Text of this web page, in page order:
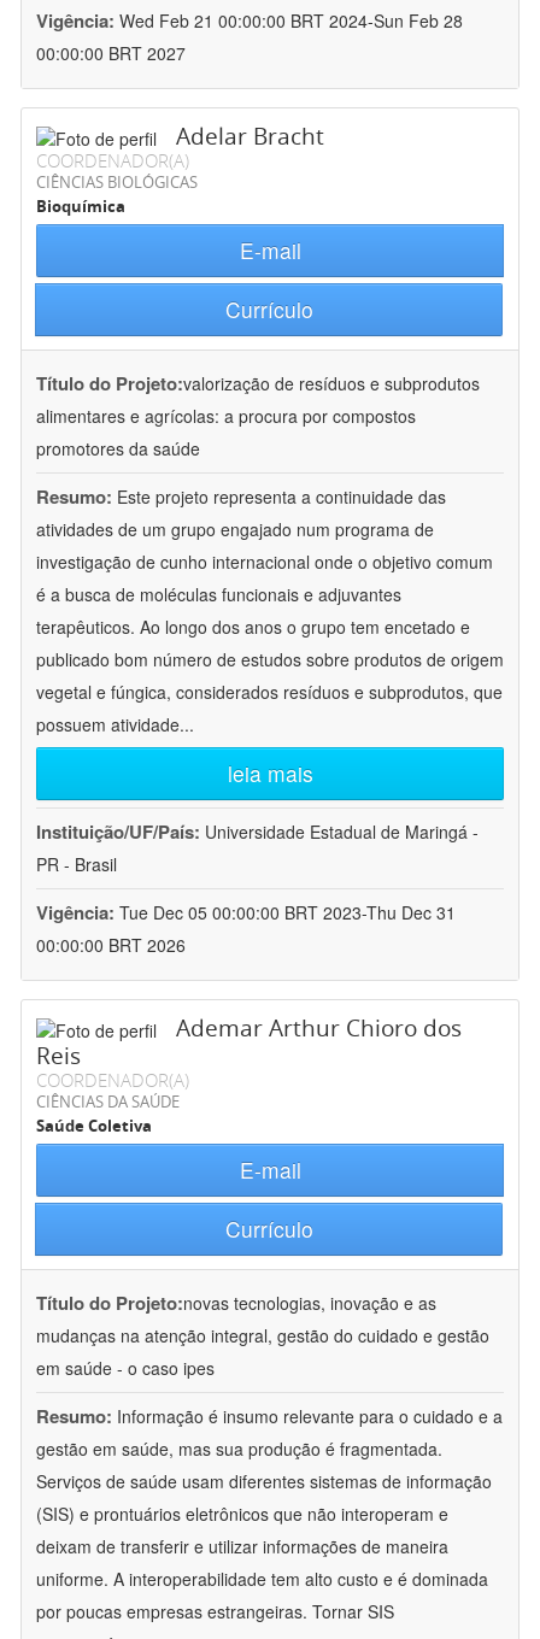
Vigência: Wed Feb 21 00:00:00 BRT 2024-Sun Feb 28
00:00:00 BRT 2027
Adelar Bracht
COORDENADOR(A)
CIÊNCIAS BIOLÓGICAS
Bioquímica
E-mail
Currículo
Título do Projeto:valorização de resíduos e subprodutos
alimentares e agrícolas: a procura por compostos
promotores da saúde
Resumo: Este projeto representa a continuidade das
atividades de um grupo engajado num programa de
investigação de cunho internacional onde o objetivo comum
é a busca de moléculas funcionais e adjuvantes
terapêuticos. Ao longo dos anos o grupo tem encetado e
publicado bom número de estudos sobre produtos de origem
vegetal e fúngica, considerados resíduos e subprodutos, que
possuem atividade...
leia mais
Instituição/UF/País: Universidade Estadual de Maringá -
PR - Brasil
Vigência: Tue Dec 05 00:00:00 BRT 2023-Thu Dec 31
00:00:00 BRT 2026
Ademar Arthur Chioro dos
Reis
COORDENADOR(A)
CIÊNCIAS DA SAÚDE
Saúde Coletiva
E-mail
Currículo
Título do Projeto:novas tecnologias, inovação e as
mudanças na atenção integral, gestão do cuidado e gestão
em saúde - o caso ipes
Resumo: Informação é insumo relevante para o cuidado e a
gestão em saúde, mas sua produção é fragmentada.
Serviços de saúde usam diferentes sistemas de informação
(SIS) e prontuários eletrônicos que não interoperam e
deixam de transferir e utilizar informações de maneira
uniforme. A interoperabilidade tem alto custo e é dominada
por poucas empresas estrangeiras. Tornar SIS